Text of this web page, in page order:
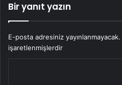
Bir yanıt yazın
E-posta adresiniz yayınlanmayacak.
işaretlenmişlerdir